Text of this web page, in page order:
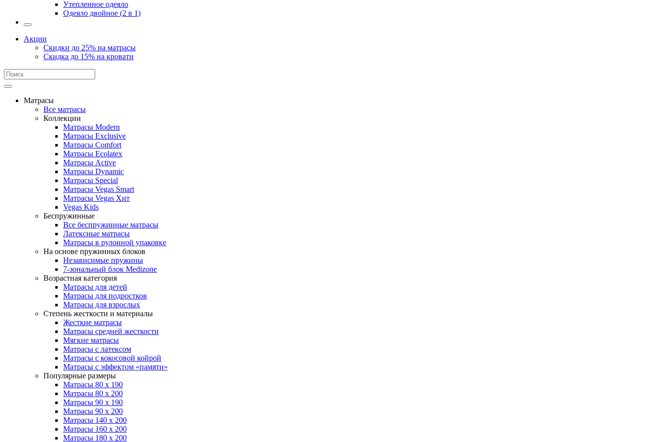
Утепленное одеяло
Одеяло двойное (2 в 1)
Акции
Скидки до 25% на матрасы
Скидка до 15% на кровати
Матрасы
Все матрасы
Коллекции
Матрасы Modern
Матрасы Exclusive
Матрасы Comfort
Матрасы Ecolatex
Матрасы Active
Матрасы Dynamic
Матрасы Special
Матрасы Vegas Smart
Матрасы Vegas Хит
Vegas Kids
Беспружинные
Все беспружинные матрасы
Латексные матрасы
Матрасы в рулонной упаковке
На основе пружинных блоков
Независимые пружины
7-зональный блок Medizone
Возрастная категория
Матрасы для детей
Матрасы для подростков
Матрасы для взрослых
Степень жесткости и материалы
Жесткие матрасы
Матрасы средней жесткости
Мягкие матрасы
Матрасы с латексом
Матрасы с кокосовой койрой
Матрасы с эффектом «памяти»
Популярные размеры
Матрасы 80 x 190
Матрасы 80 x 200
Матрасы 90 x 190
Матрасы 90 x 200
Матрасы 140 x 200
Матрасы 160 x 200
Матрасы 180 x 200